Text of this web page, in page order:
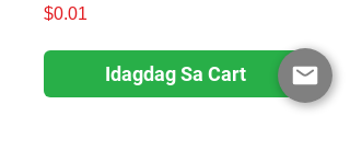
$0.01
Idagdag Sa Cart